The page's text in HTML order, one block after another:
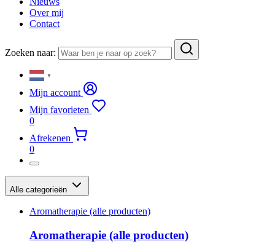
Over mij
Contact
Zoeken naar:
▼
Mijn account
Mijn favorieten
0
Afrekenen
0
Alle categorieën
Aromatherapie (alle producten)
Aromatherapie (alle producten)